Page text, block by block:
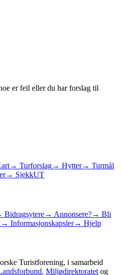
er feil eller du har forslag til
→ Turforslag→ Hytter→ Turmål
→ SjekkUT
Bidragsytere→ Annonsere?→ Bli
→ Informasjonskapsler→ Hjelp
Turistforening, i samarbeid
, Miljødirektoratet og